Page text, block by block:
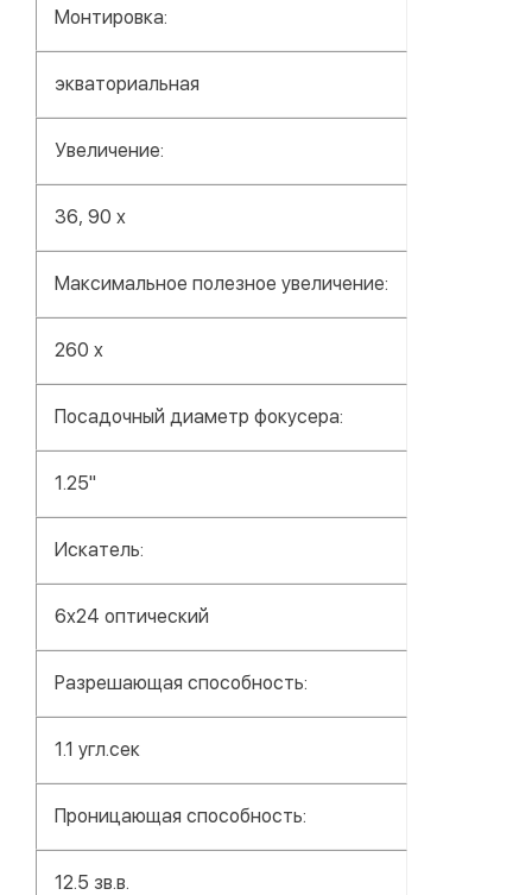
Монтировка:
экваториальная
Увеличение:
36, 90 x
Максимальное полезное увеличение:
260 x
Посадочный диаметр фокусера:
1.25"
Искатель:
6x24 оптический
Разрешающая способность:
1.1 угл.сек
Проницающая способность:
12.5 зв.в.